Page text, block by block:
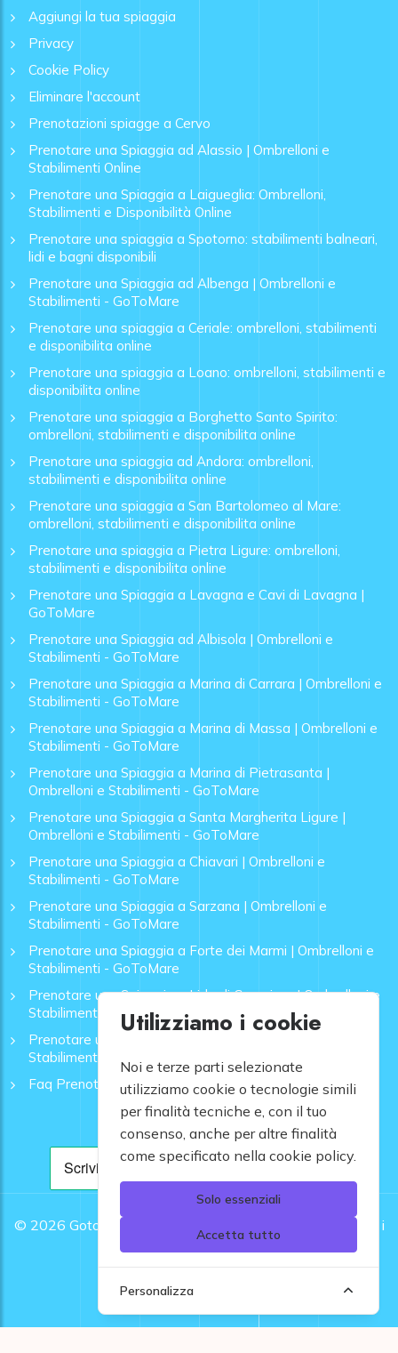
Aggiungi la tua spiaggia
Privacy
Cookie Policy
Eliminare l'account
Prenotazioni spiagge a Cervo
Prenotare una Spiaggia ad Alassio | Ombrelloni e
Stabilimenti Online
Prenotare una Spiaggia a Laigueglia: Ombrelloni,
Stabilimenti e Disponibilità Online
Prenotare una spiaggia a Spotorno: stabilimenti balneari,
lidi e bagni disponibili
Prenotare una Spiaggia ad Albenga | Ombrelloni e
Stabilimenti - GoToMare
Prenotare una spiaggia a Ceriale: ombrelloni, stabilimenti
e disponibilita online
Prenotare una spiaggia a Loano: ombrelloni, stabilimenti e
disponibilita online
Prenotare una spiaggia a Borghetto Santo Spirito:
ombrelloni, stabilimenti e disponibilita online
Prenotare una spiaggia ad Andora: ombrelloni,
stabilimenti e disponibilita online
Prenotare una spiaggia a San Bartolomeo al Mare:
ombrelloni, stabilimenti e disponibilita online
Prenotare una spiaggia a Pietra Ligure: ombrelloni,
stabilimenti e disponibilita online
Prenotare una Spiaggia a Lavagna e Cavi di Lavagna |
GoToMare
Prenotare una Spiaggia ad Albisola | Ombrelloni e
Stabilimenti - GoToMare
Prenotare una Spiaggia a Marina di Carrara | Ombrelloni e
Stabilimenti - GoToMare
Prenotare una Spiaggia a Marina di Massa | Ombrelloni e
Stabilimenti - GoToMare
Prenotare una Spiaggia a Marina di Pietrasanta |
Ombrelloni e Stabilimenti - GoToMare
Prenotare una Spiaggia a Santa Margherita Ligure |
Ombrelloni e Stabilimenti - GoToMare
Prenotare una Spiaggia a Chiavari | Ombrelloni e
Stabilimenti - GoToMare
Prenotare una Spiaggia a Sarzana | Ombrelloni e
Stabilimenti - GoToMare
Prenotare una Spiaggia a Forte dei Marmi | Ombrelloni e
Stabilimenti - GoToMare
Prenotare una Spiaggia a Lido di Camaiore | Ombrelloni e
Stabilimenti - GoToMare
Prenotare una Spiaggia a Rapallo | Ombrelloni e
Stabilimenti - GoToMare
Faq Prenotazione Spiagge
© 2026 Gotomare srl - Partita IVA 12948810960 .
Tutti i
diritti riservati.
Utilizziamo i cookie
Noi e terze parti selezionate
utilizziamo cookie o tecnologie simili
per finalità tecniche e, con il tuo
consenso, anche per altre finalità
come specificato nella cookie policy.
Solo essenziali
Accetta tutto
Personalizza